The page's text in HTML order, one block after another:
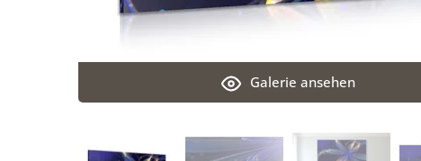
Galerie ansehen